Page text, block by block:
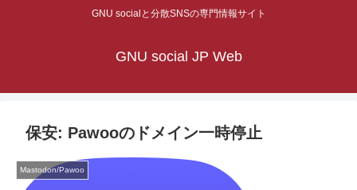
GNU socialと分散SNSの専門情報サイト
GNU social JP Web
保安: Pawooのドメイン一時停止
Mastodon/Pawoo